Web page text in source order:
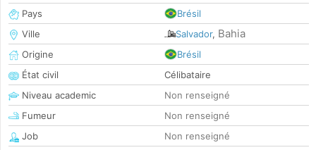
Pays
Brésil
Ville
Salvador, Bahia
Origine
Brésil
État civil
Célibataire
Niveau academic
Non renseigné
Fumeur
Non renseigné
Job
Non renseigné